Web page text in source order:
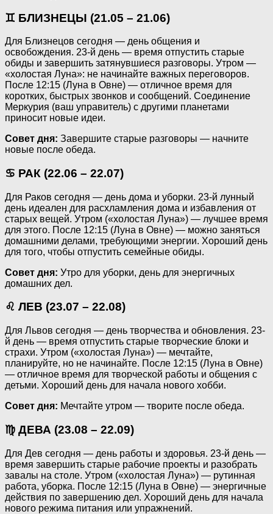
♊ БЛИЗНЕЦЫ (21.05 – 21.06)
Для Близнецов сегодня — день общения и
освобождения. 23-й день — время отпустить старые
обиды и завершить затянувшиеся разговоры. Утром —
«холостая Луна»: не начинайте важных переговоров.
После 12:15 (Луна в Овне) — отличное время для
коротких, быстрых звонков и сообщений. Соединение
Меркурия (ваш управитель) с другими планетами
приносит новые идеи.
Совет дня: Завершите старые разговоры — начните
новые после обеда.
♋ РАК (22.06 – 22.07)
Для Раков сегодня — день дома и уборки. 23-й лунный
день идеален для расхламления дома и избавления от
старых вещей. Утром («холостая Луна») — лучшее время
для этого. После 12:15 (Луна в Овне) — можно заняться
домашними делами, требующими энергии. Хороший день
для того, чтобы отпустить семейные обиды.
Совет дня: Утро для уборки, день для энергичных
домашних дел.
♌ ЛЕВ (23.07 – 22.08)
Для Львов сегодня — день творчества и обновления. 23-
й день — время отпустить старые творческие блоки и
страхи. Утром («холостая Луна») — мечтайте,
планируйте, но не начинайте. После 12:15 (Луна в Овне)
— отличное время для творческой работы и общения с
детьми. Хороший день для начала нового хобби.
Совет дня: Мечтайте утром — творите после обеда.
♍ ДЕВА (23.08 – 22.09)
Для Дев сегодня — день работы и здоровья. 23-й день —
время завершить старые рабочие проекты и разобрать
завалы на столе. Утром («холостая Луна») — рутинная
работа, уборка. После 12:15 (Луна в Овне) — энергичные
действия по завершению дел. Хороший день для начала
нового режима питания или упражнений.